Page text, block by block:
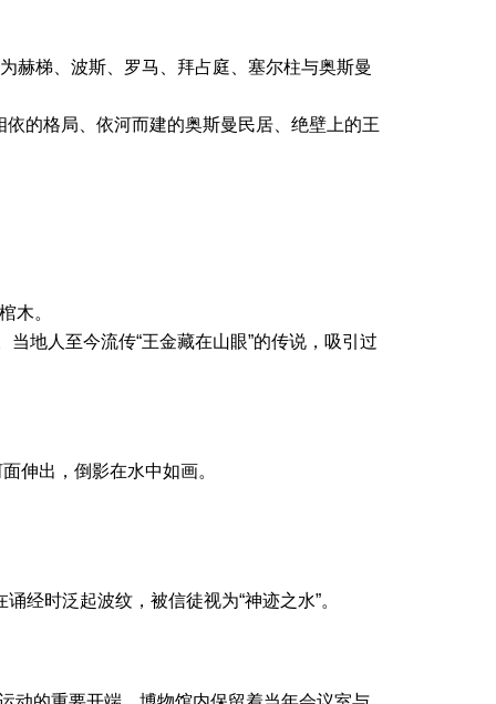
赫梯、波斯、罗马、拜占庭、塞尔柱与奥斯曼
的格局、依河而建的奥斯曼民居、绝壁上的王
木。
地人至今流传“王金藏在山眼”的传说，吸引过
伸出，倒影在水中如画。
经时泛起波纹，被信徒视为“神迹之水”。